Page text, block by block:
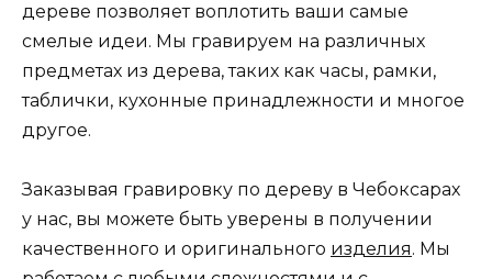
дереве позволяет воплотить ваши самые
смелые идеи. Мы гравируем на различных
предметах из дерева, таких как часы, рамки,
таблички, кухонные принадлежности и многое
другое.
Заказывая гравировку по дереву в Чебоксарах
у нас, вы можете быть уверены в получении
качественного и оригинального изделия. Мы